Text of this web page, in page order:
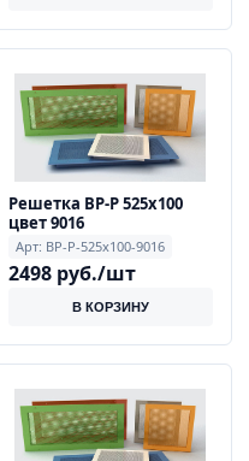
Решетка ВР-Р 525х100
цвет 9016
Арт: ВР-Р-525x100-9016
2498 руб./шт
В КОРЗИНУ